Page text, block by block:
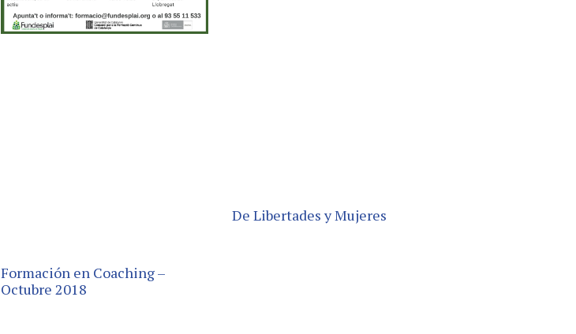
Formación en Coaching –
Octubre 2018
De Libertades y Mujeres